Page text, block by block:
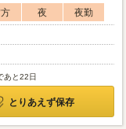
夜
夜勤
あと22日
とりあえず保存